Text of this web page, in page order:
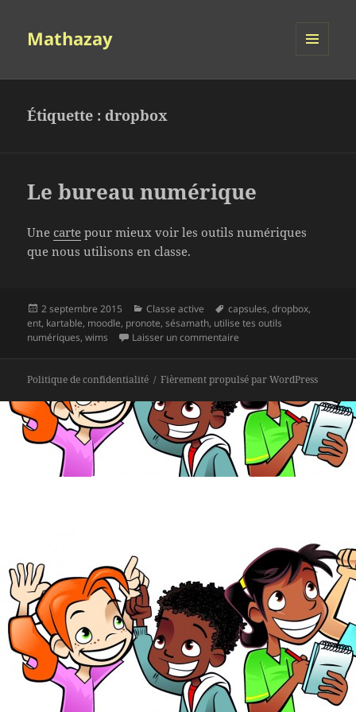
Mathazay
Étiquette : dropbox
Le bureau numérique
Une carte pour mieux voir les outils numériques
que nous utilisons en classe.
Publié
le
2 septembre 2015 Catégories
Classe active
Mots-
clés
capsules,dropbox,
ent, kartable, moodle, pronote,sésamath, utilise tes outils
numériques,wims Laisser un commentaire
Politique de confidentialité Fièrement propulsé par WordPress